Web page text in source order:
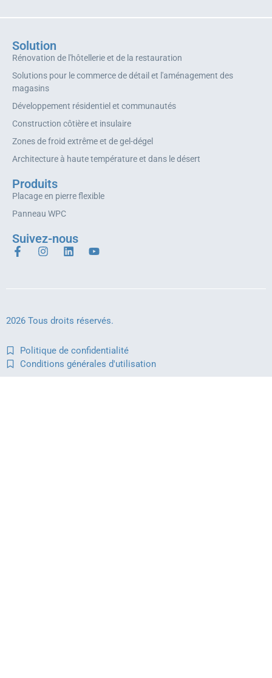
Solution
Rénovation de l'hôtellerie et de la restauration
Solutions pour le commerce de détail et l'aménagement des
magasins
Développement résidentiel et communautés
Construction côtière et insulaire
Zones de froid extrême et de gel-dégel
Architecture à haute température et dans le désert
Produits
Placage en pierre flexible
Panneau WPC
Suivez-nous
2026 Tous droits réservés.
Politique de confidentialité
Conditions générales d'utilisation